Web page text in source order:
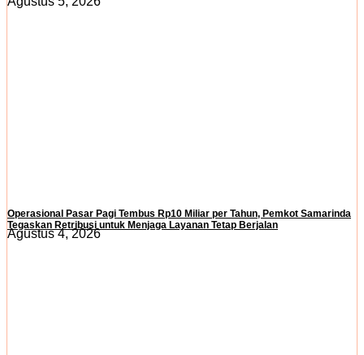
Operasional Pasar Pagi Tembus Rp10 Miliar per Tahun, Pemkot Samarinda
Tegaskan Retribusi untuk Menjaga Layanan Tetap Berjalan
Agustus 4, 2026